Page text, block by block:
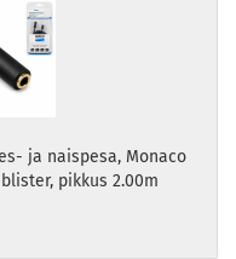
ja naispesa, Monaco
pikkus 2.00m